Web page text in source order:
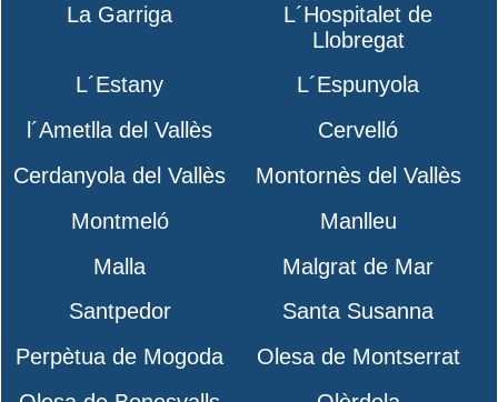
La Garriga
L´Hospitalet de
Llobregat
L´Estany
L´Espunyola
l´Ametlla del Vallès
Cervelló
Cerdanyola del Vallès
Montornès del Vallès
Montmeló
Manlleu
Malla
Malgrat de Mar
Santpedor
Santa Susanna
Perpètua de Mogoda
Olesa de Montserrat